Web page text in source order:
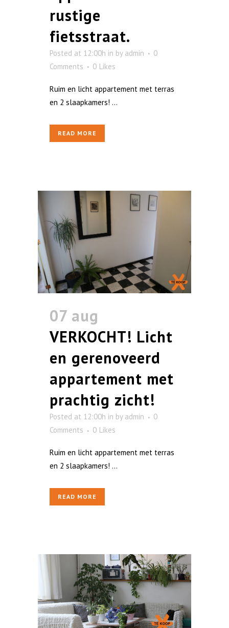
rustige
fietsstraat.
Posted at 12:00h in by admin
0
Comments
0 Likes
Ruim en licht appartement met terras
en 2 slaapkamers! ...
READ MORE
07 aug
VERKOCHT! Licht
en gerenoveerd
appartement met
prachtig zicht!
Posted at 12:00h in by admin
0
Comments
0 Likes
Ruim en licht appartement met terras
en 2 slaapkamers! ...
READ MORE